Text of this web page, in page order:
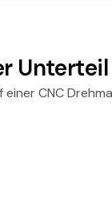
Unterteil
CNC